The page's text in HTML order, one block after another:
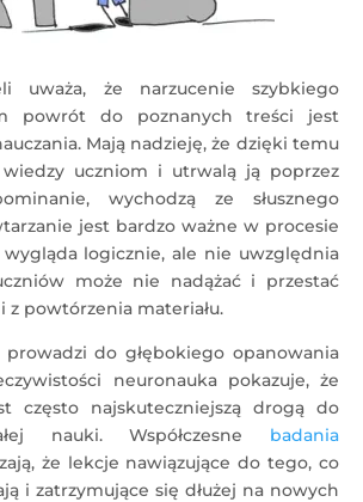
uważa, że narzucenie szybkiego
powrót do poznanych treści jest
Mają nadzieję, że dzięki temu
wiedzy uczniom i utrwalą ją poprzez
wychodzą ze słusznego
jest bardzo ważne w procesie
wygląda logicznie, ale nie uwzględnia
może nie nadążać i przestać
z powtórzenia materiału.
prowadzi do głębokiego opanowania
neuronauka pokazuje, że
często najskuteczniejszą drogą do
nauki. Współczesne badania
że lekcje nawiązujące do tego, co
i zatrzymujące się dłużej na nowych